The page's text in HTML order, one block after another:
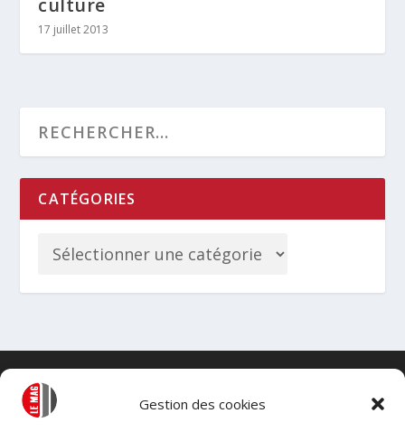
Gestion des cookies
17 juillet 2013
CATÉGORIES